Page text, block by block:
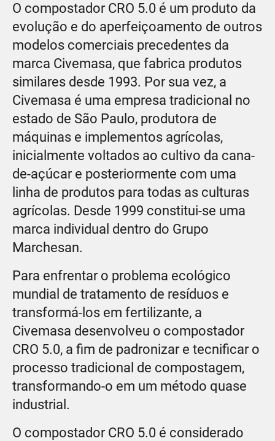
O compostador CRO 5.0 é um produto da
evolução e do aperfeiçoamento de outros
modelos comerciais precedentes da
marca Civemasa, que fabrica produtos
similares desde 1993. Por sua vez, a
Civemasa é uma empresa tradicional no
estado de São Paulo, produtora de
máquinas e implementos agrícolas,
inicialmente voltados ao cultivo da cana-
de-açúcar e posteriormente com uma
linha de produtos para todas as culturas
agrícolas. Desde 1999 constitui-se uma
marca individual dentro do Grupo
Marchesan.
Para enfrentar o problema ecológico
mundial de tratamento de resíduos e
transformá-los em fertilizante, a
Civemasa desenvolveu o compostador
CRO 5.0, a fim de padronizar e tecnificar o
processo tradicional de compostagem,
transformando-o em um método quase
industrial.
O compostador CRO 5.0 é considerado